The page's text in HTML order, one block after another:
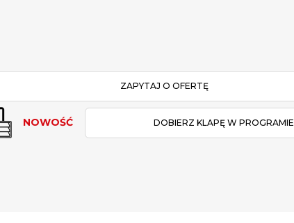
ZAPYTAJ O OFERTĘ
NOWOŚĆ DOBIERZ KLAPĘ W PROGRAMIE